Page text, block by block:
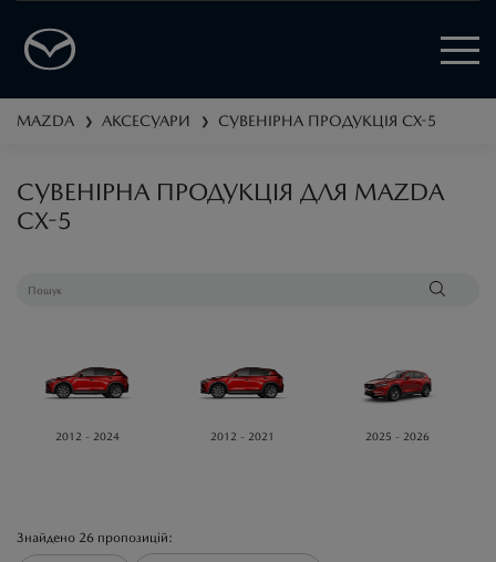
MAZDA ❯ АКСЕСУАРИ ❯ СУВЕНІРНА ПРОДУКЦІЯ CX-5
СУВЕНІРНА ПРОДУКЦІЯ ДЛЯ MAZDA
CX-5
2012 - 2024 2012 - 2021 2025 - 2026
Знайдено 26 пропозицій: